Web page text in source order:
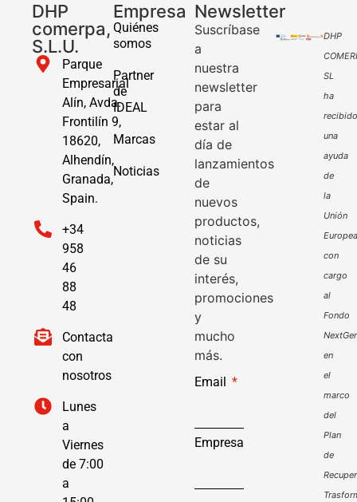
DHP
comerpa,
S.L.U.
Parque
Empresarial
Alín, Avda.
Frontilín 9,
18620,
Alhendín,
Granada,
Spain.
+34
958
46
88
48
Contacta
con
nosotros
Lunes
a
Viernes
de 7:00
a
Empresa
Quiénes
somos
Partner
de
IDEAL
Marcas
Noticias
Newsletter
Suscríbase
a
nuestra
newsletter
para
estar al
día de
lanzamientos
de
nuevos
productos,
noticias
de su
interés,
promociones
y
mucho
más.
Email
Empresa
DHP
SL
ha
recibido
una
ayuda
de
la
Unión
Europea
con
cargo
al
Fondo
en
el
marco
del
Plan
de